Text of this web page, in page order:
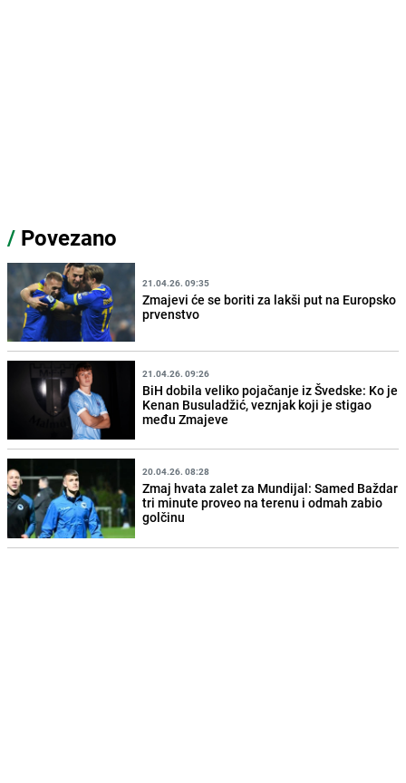
/ Povezano
21.04.26. 09:35
Zmajevi će se boriti za lakši put na Europsko
prvenstvo
21.04.26. 09:26
BiH dobila veliko pojačanje iz Švedske: Ko je
Kenan Busuladžić, veznjak koji je stigao
među Zmajeve
20.04.26. 08:28
Zmaj hvata zalet za Mundijal: Samed Baždar
tri minute proveo na terenu i odmah zabio
golčinu